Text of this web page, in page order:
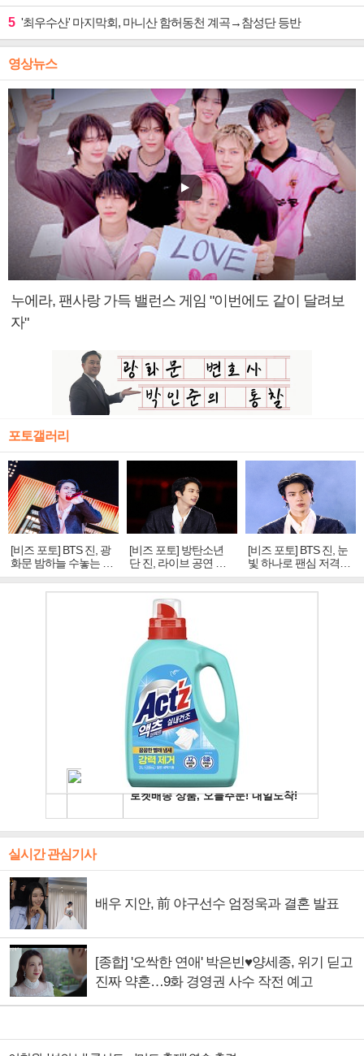
5 '최우수산' 마지막회, 마니산 함허동천 계곡→참성단 등반
영상뉴스
누에라, 팬사랑 가득 밸런스 게임 "이번에도 같이 달려보
자"
포토갤러리
[비즈 포토] BTS 진, 광
화문 밤하늘 수놓는 '비
주얼 킹'의 열창
[비즈 포토] 방탄소년
단 진, 라이브 공연 중
빛나는 독보적 아우라
[비즈 포토] BTS 진, 눈
빛 하나로 팬심 저격…
독보적 카리스마
실시간 관심기사
배우 지안, 前 야구선수 엄정욱과 결혼 발표
[종합] '오싹한 연애' 박은빈♥양세종, 위기 딛고
진짜 약혼…9화 경영권 사수 작전 예고